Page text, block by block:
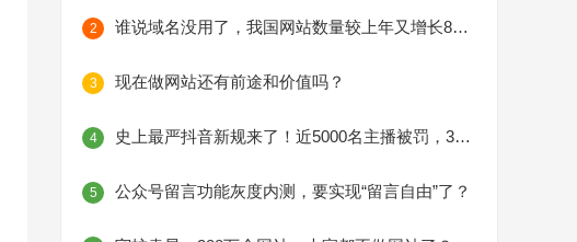
2 谁说域名没用了，我国网站数量较上年又增长8万个
3 现在做网站还有前途和价值吗？
4 史上最严抖音新规来了！近5000名主播被罚，300余名主播关闭收礼权限！
5 公众号留言功能灰度内测，要实现“留言自由”了？